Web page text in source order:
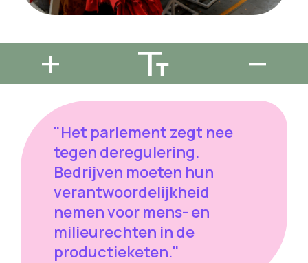
"Het parlement zegt nee
tegen deregulering.
Bedrijven moeten hun
verantwoordelijkheid
nemen voor mens- en
milieurechten in de
productieketen."